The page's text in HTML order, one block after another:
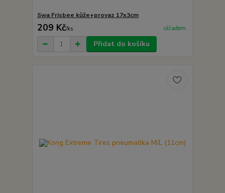
Swa Frisbee kůže+provaz 17x3cm
209 Kč/ks skladem
Přidat do košíku